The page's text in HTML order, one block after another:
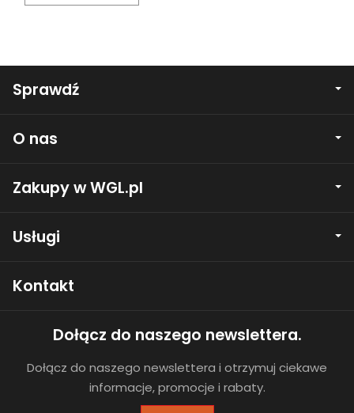
Sprawdź
O nas
Zakupy w WGL.pl
Usługi
Kontakt
Dołącz do naszego newslettera.
Dołącz do naszego newslettera i otrzymuj ciekawe
informacje, promocje i rabaty.